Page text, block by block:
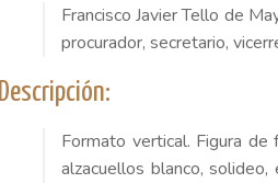
Francisco Javier Tello de
procurador, secretario,
Descripción:
Formato vertical. Figura
alzacuellos blanco,